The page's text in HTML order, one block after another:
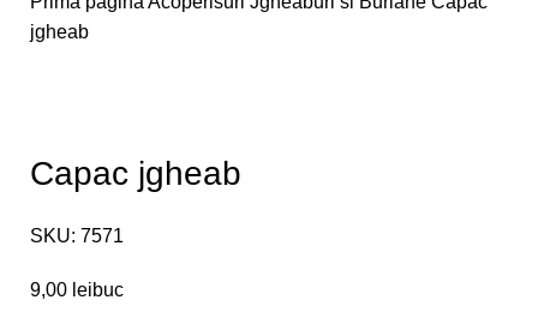
jgheab
Capac jgheab
SKU: 7571
9,00 leibuc